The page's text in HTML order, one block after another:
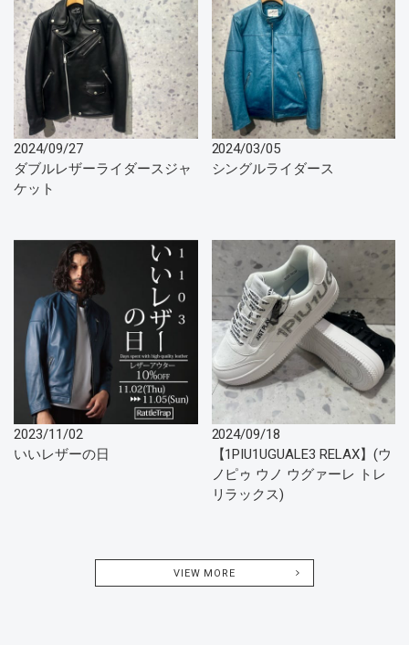
2024/09/27
ダブルレザーライダースジャ
ケット
2024/03/05
シングルライダース
2023/11/02
いいレザーの日
2024/09/18
【1PIU1UGUALE3 RELAX】(ウ
ノピゥ ウノ ウグァーレ トレ
リラックス)
VIEW MORE